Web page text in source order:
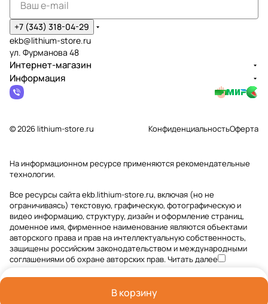
В корзину
+7 (343) 318-04-29
ekb@lithium-store.ru
ул. Фурманова 48
Интернет-магазин
Информация
© 2026 lithium-store.ru КонфиденциальностьОферта
На информационном ресурсе применяютсярекомендательные
технологии.
Все ресурсы сайта ekb.lithium-store.ru, включая (но не
ограничиваясь) текстовую, графическую, фотографическую и
видео информацию, структуру, дизайн и оформление страниц,
доменное имя, фирменное наименование являются объектами
авторского права и прав на интеллектуальную собственность,
защищены российским законодательством и международными
соглашениями об охране авторских прав.Читать далее